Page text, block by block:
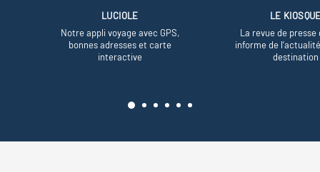
LUCIOLE
Notre appli voyage avec GPS,
bonnes adresses et carte
interactive
LE
La revue de presse
informe de
destination